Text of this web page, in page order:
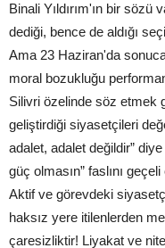
Binali Yıldırım'ın bir sözü
dediği, bence de aldığı
Ama 23 Haziran'da
moral bozukluğu
Silivri özelinde söz etmek
geliştirdiği siyasetçileri
adalet, adalet değildir”
güç olmasın” faslını
Aktif ve görevdeki
haksız yere itilenlerden
çaresizliktir! Liyakat ve